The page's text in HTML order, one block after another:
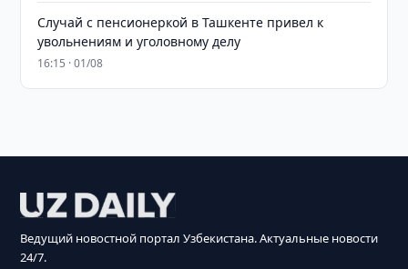
Случай с пенсионеркой в Ташкенте привел к
увольнениям и уголовному делу
16:15 · 01/08
Ведущий новостной портал Узбекистана. Актуальные новости
24/7.